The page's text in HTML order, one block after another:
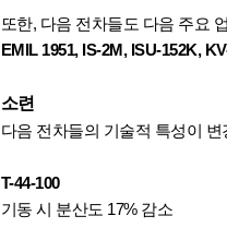
또한, 다음 전차들도 다음 주요
EMIL 1951, IS-2M, ISU-152K,
소련
다음 전차들의 기술적 특성이
T-44-100
기동 시 분산도 17% 감소